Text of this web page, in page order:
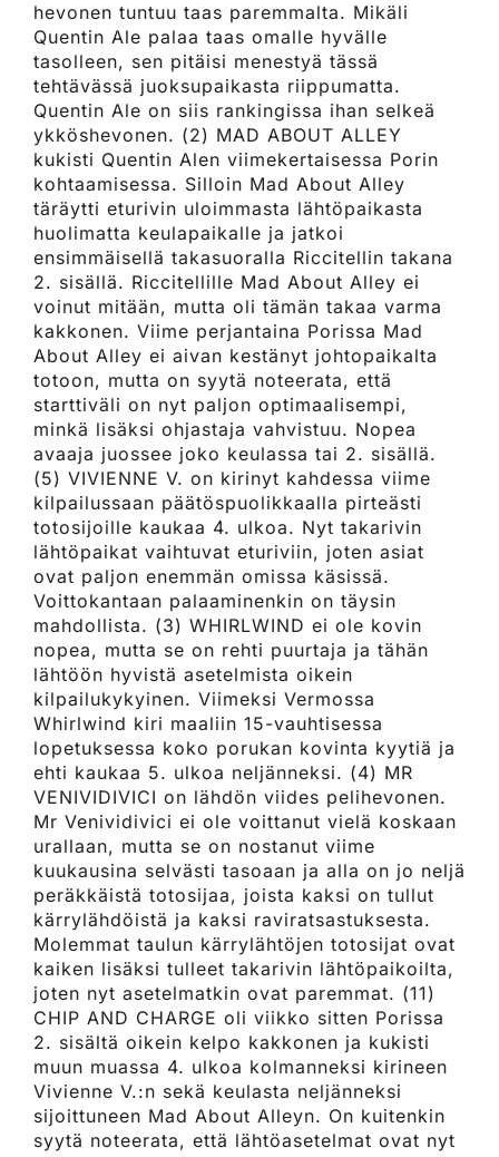
hevonen tuntuu taas paremmalta. Mikäli
Quentin Ale palaa taas omalle hyvälle
tasolleen, sen pitäisi menestyä tässä
tehtävässä juoksupaikasta riippumatta.
Quentin Ale on siis rankingissa ihan selkeä
ykköshevonen. (2) MAD ABOUT ALLEY
kukisti Quentin Alen viimekertaisessa Porin
kohtaamisessa. Silloin Mad About Alley
täräytti eturivin uloimmasta lähtöpaikasta
huolimatta keulapaikalle ja jatkoi
ensimmäisellä takasuoralla Riccitellin takana
2. sisällä. Riccitellille Mad About Alley ei
voinut mitään, mutta oli tämän takaa varma
kakkonen. Viime perjantaina Porissa Mad
About Alley ei aivan kestänyt johtopaikalta
totoon, mutta on syytä noteerata, että
starttiväli on nyt paljon optimaalisempi,
minkä lisäksi ohjastaja vahvistuu. Nopea
avaaja juossee joko keulassa tai 2. sisällä.
(5) VIVIENNE V. on kirinyt kahdessa viime
kilpailussaan päätöspuolikkaalla pirteästi
totosijoille kaukaa 4. ulkoa. Nyt takarivin
lähtöpaikat vaihtuvat eturiviin, joten asiat
ovat paljon enemmän omissa käsissä.
Voittokantaan palaaminenkin on täysin
mahdollista. (3) WHIRLWIND ei ole kovin
nopea, mutta se on rehti puurtaja ja tähän
lähtöön hyvistä asetelmista oikein
kilpailukykyinen. Viimeksi Vermossa
Whirlwind kiri maaliin 15-vauhtisessa
lopetuksessa koko porukan kovinta kyytiä ja
ehti kaukaa 5. ulkoa neljänneksi. (4) MR
VENIVIDIVICI on lähdön viides pelihevonen.
Mr Venividivici ei ole voittanut vielä koskaan
urallaan, mutta se on nostanut viime
kuukausina selvästi tasoaan ja alla on jo neljä
peräkkäistä totosijaa, joista kaksi on tullut
kärrylähdöistä ja kaksi raviratsastuksesta.
Molemmat taulun kärrylähtöjen totosijat ovat
kaiken lisäksi tulleet takarivin lähtöpaikoilta,
joten nyt asetelmatkin ovat paremmat. (11)
CHIP AND CHARGE oli viikko sitten Porissa
2. sisältä oikein kelpo kakkonen ja kukisti
muun muassa 4. ulkoa kolmanneksi kirineen
Vivienne V.:n sekä keulasta neljänneksi
sijoittuneen Mad About Alleyn. On kuitenkin
syytä noteerata, että lähtöasetelmat ovat nyt